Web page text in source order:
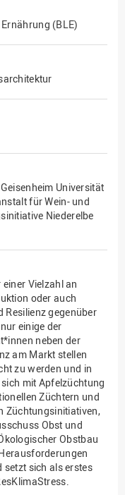
(BLE)
Universität
für Wein- und
Niederelbe
Vielzahl an
oder auch
gegenüber
einige der
neben der
am Markt stellen
zu werden und in
mit Apfelzüchtung
Züchtern und
Züchtungsinitiativen,
Obst und
Obstbau
setzt sich als erstes